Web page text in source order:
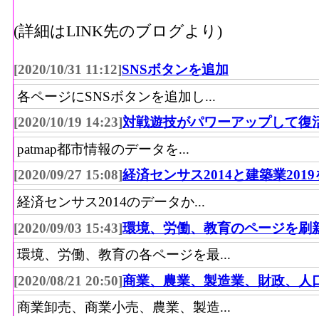
(詳細はLINK先のブログより)
[2020/10/31 11:12]SNSボタンを追加
各ページにSNSボタンを追加し...
[2020/10/19 14:23]対戦遊技がパワーアップして復
patmap都市情報のデータを...
[2020/09/27 15:08]経済センサス2014と建築業2019
経済センサス2014のデータか...
[2020/09/03 15:43]環境、労働、教育のページを刷
環境、労働、教育の各ページを最...
[2020/08/21 20:50]商業、農業、製造業、財政、人
商業卸売、商業小売、農業、製造...